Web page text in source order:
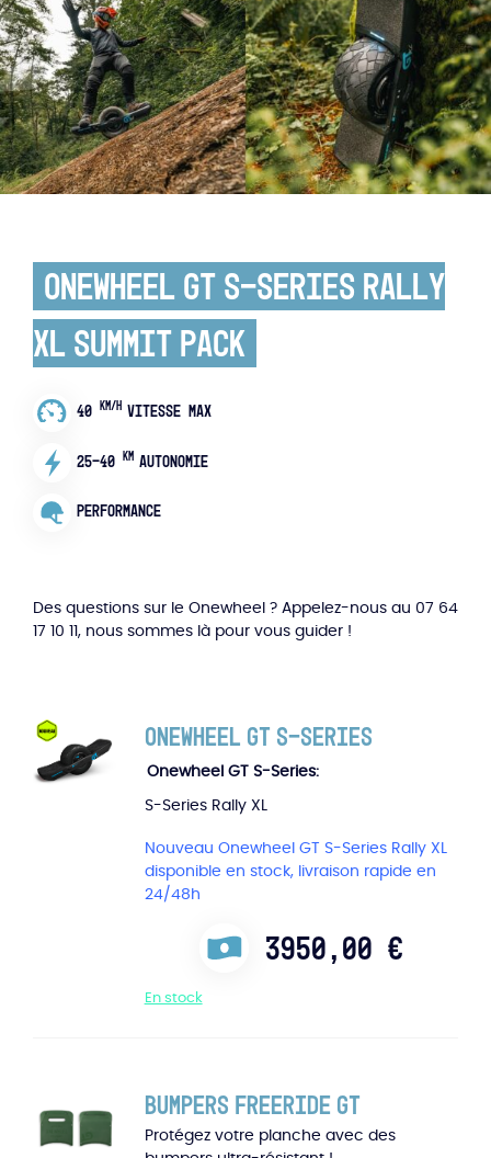
Onewheel GT S-Series Rally
XL Summit Pack
40 KM/H VITESSE MAX
25-40 KM AUTONOMIE
PERFORMANCE
Des questions sur le Onewheel ? Appelez-nous au 07 64
17 10 11, nous sommes là pour vous guider !
Onewheel GT S-Series
Onewheel GT S-Series
S-Series Rally XL
Nouveau Onewheel GT S-Series Rally XL
disponible en stock, livraison rapide en
24/48h
3950,00 €
En stock
Bumpers Freeride GT
Protégez votre planche avec des